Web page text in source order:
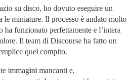
su disco, ho dovuto eseguire un
le miniature. Il processo è andato molto
funzionato perfettamente e l’intera
Il team di Discourse ha fatto un
quel compito.
immagini mancanti e,